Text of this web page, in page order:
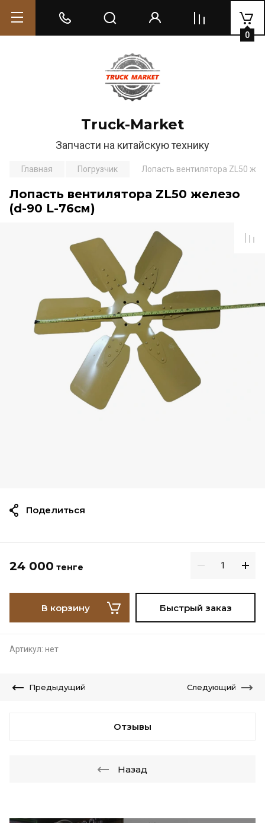
Truck-Market
Запчасти на китайскую технику
0
Главная Погрузчик Лопасть вентилятора ZL50
Лопасть вентилятора ZL50 железо
(d-90 L-76см)
24 000 тенге
В корзину Быстрый заказ
Артикул: нет
Поделиться
Предыдущий Следующий
Отзывы
Назад